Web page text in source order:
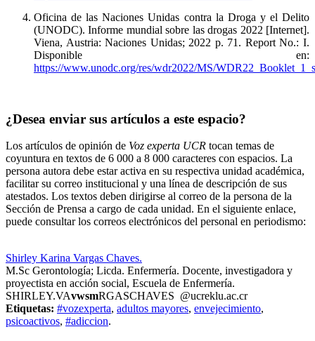
Oficina de las Naciones Unidas contra la Droga y el Delito
(UNODC). Informe mundial sobre las drogas 2022 [Internet].
Viena, Austria: Naciones Unidas; 2022 p. 71. Report No.: I.
Disponible en:
https://www.unodc.org/res/wdr2022/MS/
¿Desea enviar sus artículos a este espacio?
Los artículos de opinión de Voz experta UCR tocan temas de
coyuntura en textos de 6 000 a 8 000 caracteres con espacios. La
persona autora debe estar activa en su respectiva unidad académica,
facilitar su correo institucional y una línea de descripción de sus
atestados. Los textos deben dirigirse al correo de la persona de la
Sección de Prensa a cargo de cada unidad. En el siguiente enlace,
puede consultar los correos electrónicos del personal en periodismo:
Shirley Karina Vargas Chaves.
M.Sc Gerontología; Licda. Enfermería. Docente, investigadora y
proyectista en acción social, Escuela de Enfermería.
SHIRLEY.VAvwsmRGASCHAVES @ucreklu.ac.cr
Etiquetas: #vozexperta, adultos mayores, envejecimiento,
psicoactivos, #adiccion.